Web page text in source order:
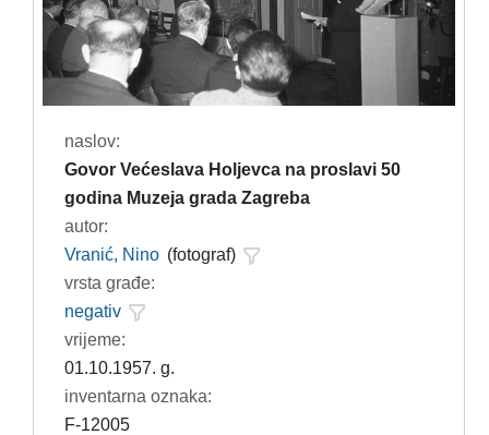
naslov:
Govor Većeslava Holjevca na proslavi 50
godina Muzeja grada Zagreba
autor:
Vranić, Nino (fotograf)
vrsta građe:
negativ
vrijeme:
01.10.1957. g.
inventarna oznaka:
F-12005